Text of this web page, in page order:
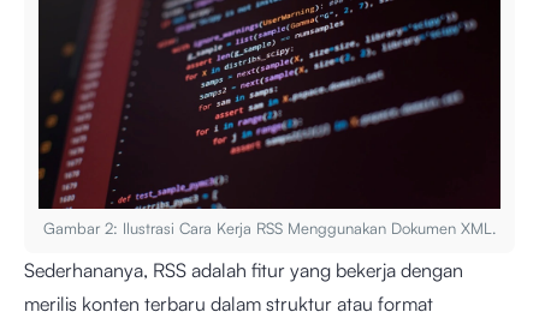
Gambar 2: Ilustrasi Cara Kerja RSS Menggunakan Dokumen XML.
Sederhananya, RSS adalah fitur yang bekerja dengan
merilis konten terbaru dalam struktur atau format